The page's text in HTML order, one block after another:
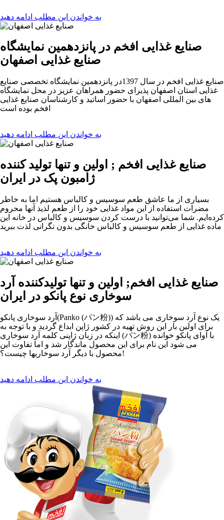
به خواندن این مطلب ادامه دهید
صنایع غذایی افخم در پانزدهمین نمایشگاه
صنایع غذایی اصفهان
صنایع غذایی افخم در سال 1397در پانزدهمین نمایشگاه تخصصی صنایع
غذایی استان اصفهان پذیرای حضور همراهان عزیز در محل نمایشگاه
های بین المللی اصفهان با حضور اساتید و کارشناسان صنایع غذایی
افخم بوده است
به خواندن این مطلب ادامه دهید
صنایع غذایی افخم ; اولین و تنها تولید کننده
ژامبون پک در ایران
بسیاری از ما عاشق طعم سوسیس و کالباس هستیم اما به خاطر
مضرات استفاده از این مواد غذایی خود را از طعم لذیذ‌ آنها محروم
کرده‌ایم. شما می‌توانید با درست کردن سوسیس و کالباس در خانه این
ماده غذایی از طعم سوسیس و کالباس خانگی بدون نگرانی لذت ببرید
به خواندن این مطلب ادامه دهید
صنایع غذایی افخم; اولین و تنها تولیدکننده آرد
سوخاری نوع پانکو در ایران
آرد سوخاری پانکو(Panko (パン粉)) یک نوع آرد سوخاری می باشد که
برای اولین بار این روش تهیه در کشور ژاپن ابداع گردید و با توجه به
اینکه در زبان ژاپنی کلمه آرد سوخاری (パン粉) با آوای پانکو خوانده
می شود این نام برای این محصول ماندگار شد و اما تفاوت این
محصول با دیگر آرد سوخاریها چیست؟!
به خواندن این مطلب ادامه دهید